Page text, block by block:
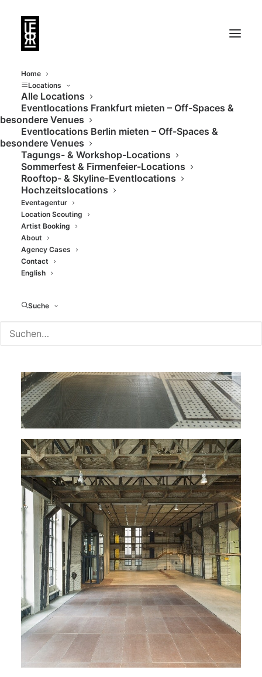
Home
Locations
Alle Locations
Eventlocations Frankfurt mieten – Off-Spaces &
besondere Venues
Eventlocations Berlin mieten – Off-Spaces &
besondere Venues
Tagungs- & Workshop-Locations
Sommerfest & Firmenfeier-Locations
Rooftop- & Skyline-Eventlocations
Hochzeitslocations
Eventagentur
Location Scouting
Artist Booking
About
Agency Cases
Contact
English
Suche
Highclass industrial
Eventlocation in Berlin